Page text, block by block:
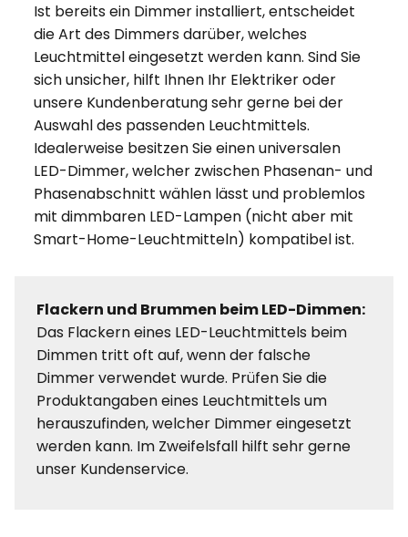
Ist bereits ein Dimmer installiert, entscheidet
die Art des Dimmers darüber, welches
Leuchtmittel eingesetzt werden kann. Sind Sie
sich unsicher, hilft Ihnen Ihr Elektriker oder
unsere Kundenberatung sehr gerne bei der
Auswahl des passenden Leuchtmittels.
Idealerweise besitzen Sie einen universalen
LED-Dimmer, welcher zwischen Phasenan- und
Phasenabschnitt wählen lässt und problemlos
mit dimmbaren LED-Lampen (nicht aber mit
Smart-Home-Leuchtmitteln) kompatibel ist.
Flackern und Brummen beim LED-Dimmen:
Das Flackern eines LED-Leuchtmittels beim
Dimmen tritt oft auf, wenn der falsche
Dimmer verwendet wurde. Prüfen Sie die
Produktangaben eines Leuchtmittels um
herauszufinden, welcher Dimmer eingesetzt
werden kann. Im Zweifelsfall hilft sehr gerne
unser Kundenservice.